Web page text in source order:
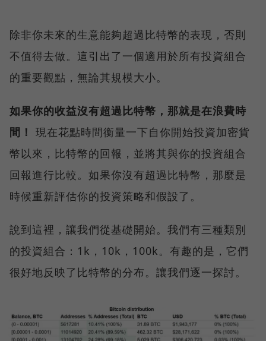
除非你未來的生意能夠超過比特幣的表現，否則
不值得去做。這引出了一個適用於所有投資組合
的重要觀點，無論其規模大小。
如果你的收益沒有超過比特幣，那就是在浪費時
間！ 現在花點時間衡量一下自你開始投資加密貨
幣以來，比特幣的回報，並將其與你的投資組合
回報進行比較。如果你沒有超過比特幣，那麼是
時候重新評估你的投資策略和假設了。
說到這裡，讓我們從基礎開始。我們有三種類別
的投資組合：1k，10k，100k。有趣的是，它們
很好地反映了比特幣的分布。讓我們逐一探討。